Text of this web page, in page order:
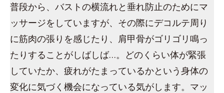
普段から、バストの横流れと垂れ防止のためにマ
ッサージをしていますが、その際にデコルテ周り
に筋肉の張りを感じたり、肩甲骨がゴリゴリ鳴っ
たりすることがしばしば…。どのくらい体が緊張
していたか、疲れがたまっているかという身体の
変化に気づく機会になっている気がします。マッ